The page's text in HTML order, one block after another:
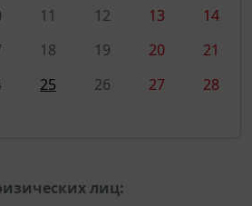
11 12 13
14
18 19 20
21
25 26 27
28
лиц: